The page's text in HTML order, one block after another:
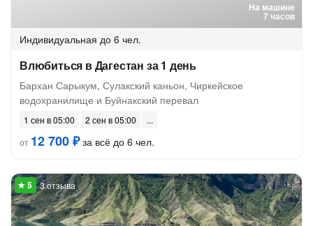
На машине
7 часов
Индивидуальная до 6 чел.
Влюбиться в Дагестан за 1 день
Бархан Сарыкум, Сулакский каньон, Чиркейское
водохранилище и Буйнакский перевал
1 сен в 05:00
2 сен в 05:00
от 12 700 ₽за всё до 6 чел.
3 отзыва